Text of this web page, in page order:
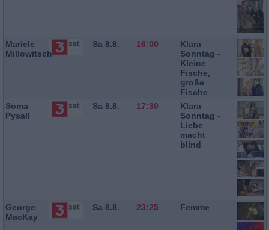
Mariele
Millowitsch
Sa 8.8. 16:00
Klara
Sonntag -
Kleine
Fische,
große
Fische
Soma
Pysall
Sa 8.8. 17:30
Klara
Sonntag -
Liebe
macht
blind
George
MacKay
Sa 8.8. 23:25 Femme